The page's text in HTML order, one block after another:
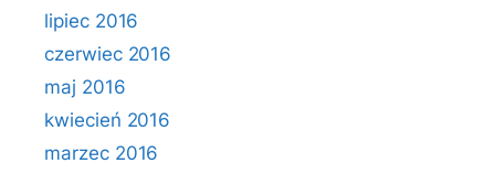
lipiec 2016
czerwiec 2016
maj 2016
kwiecień 2016
marzec 2016